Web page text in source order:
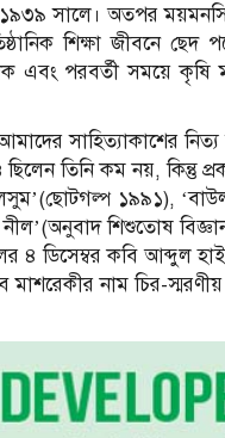
১৯৩৯ সালে। অতপর
শিক্ষা জীবনে
এবং পরবর্তী সময়ে কৃষি
সাহিত্যাকাশের
তিনি কম নয়, কিন্তু
১৯৯১),
শিশুতোষ
ডিসেম্বর কবি আব্দুল
মাশরেকীর নাম চির-